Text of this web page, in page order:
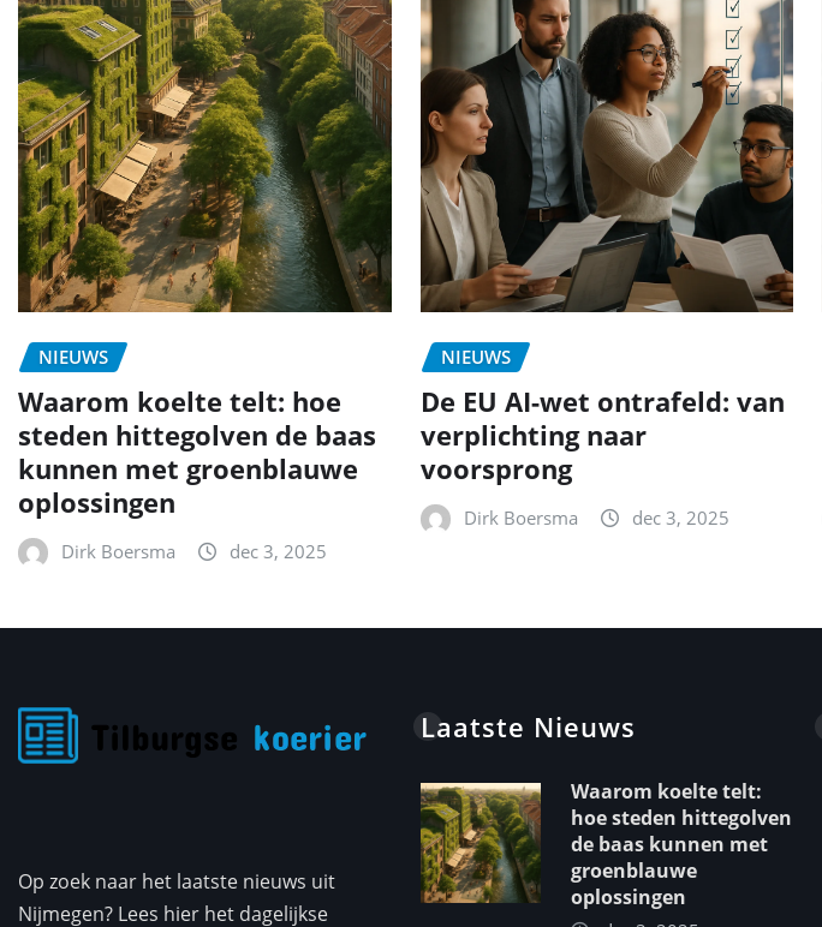
NIEUWS
Waarom koelte telt: hoe
steden hittegolven de baas
kunnen met groenblauwe
oplossingen
Dirk Boersma dec 3, 2025
NIEUWS
De EU AI-wet ontrafeld: van
verplichting naar
voorsprong
Dirk Boersma dec 3, 2025
Op zoek naar het laatste nieuws uit
Nijmegen? Lees hier het dagelijkse
Laatste Nieuws
Waarom koelte telt:
hoe steden hittegolven
de baas kunnen met
groenblauwe
oplossingen